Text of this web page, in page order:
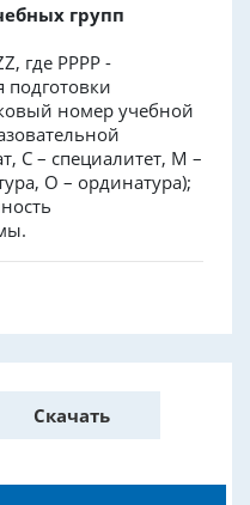
групп
где PPPP -
подготовки
номер учебной
С – специалитет, М –
О – ординатура);
Скачать